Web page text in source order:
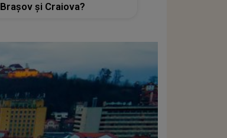
Brașov și Craiova?